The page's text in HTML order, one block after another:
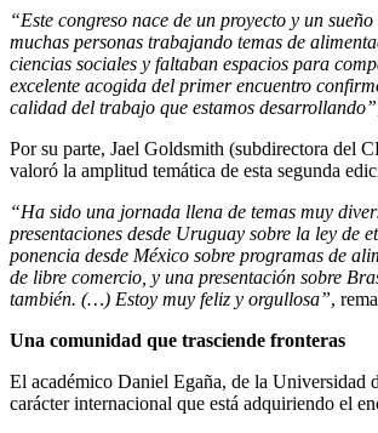
“Este congreso nace de un proyecto y un
muchas personas trabajando temas de
ciencias sociales y faltaban espacios para
excelente acogida del primer encuentro
calidad del trabajo que estamos desarrollando”
Por su parte, Jael Goldsmith (subdirectora del
valoró la amplitud temática de esta segunda
“Ha sido una jornada llena de temas muy
presentaciones desde Uruguay sobre la ley de
ponencia desde México sobre programas de
de libre comercio, y una presentación sobre
también. (…) Estoy muy feliz y orgullosa”,
Una comunidad que trasciende fronteras
El académico Daniel Egaña, de la Universidad
carácter internacional que está adquiriendo el